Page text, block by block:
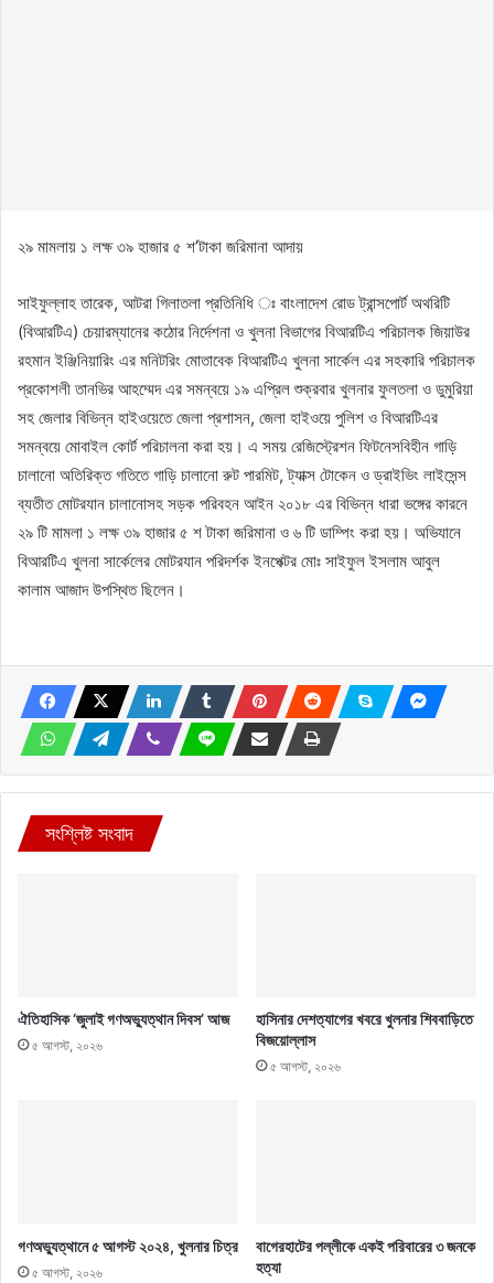
২৯ মামলায় ১ লক্ষ ৩৯ হাজার ৫ শ’টাকা জরিমানা আদায়
সাইফুল্লাহ তারেক, আটরা গিলাতলা প্রতিনিধি ঃ বাংলাদেশ রোড ট্রান্সপোর্ট অথরিটি
(বিআরটিএ) চেয়ারম্যানের কঠোর নির্দেশনা ও খুলনা বিভাগের বিআরটিএ পরিচালক জিয়াউর
রহমান ইঞ্জিনিয়ারিং এর মনিটরিং মোতাবেক বিআরটিএ খুলনা সার্কেল এর সহকারি পরিচালক
প্রকোশলী তানভির আহম্মেদ এর সমন্বয়ে ১৯ এপ্রিল শুক্রবার খুলনার ফুলতলা ও ডুমুরিয়া
সহ জেলার বিভিন্ন হাইওয়েতে জেলা প্রশাসন, জেলা হাইওয়ে পুলিশ ও বিআরটিএর
সমন্বয়ে মোবাইল কোর্ট পরিচালনা করা হয়। এ সময় রেজিস্ট্রেশন ফিটনেসবিহীন গাড়ি
চালানো অতিরিক্ত গতিতে গাড়ি চালানো রুট পারমিট, ট্যাক্স টোকেন ও ড্রাইভিং লাইসেন্স
ব্যতীত মোটরযান চালানোসহ সড়ক পরিবহন আইন ২০১৮ এর বিভিন্ন ধারা ভঙ্গের কারনে
২৯ টি মামলা ১ লক্ষ ৩৯ হাজার ৫ শ টাকা জরিমানা ও ৬ টি ডাম্পিং করা হয়। অভিযানে
বিআরটিএ খুলনা সার্কেলের মোটরযান পরিদর্শক ইনপেক্টর মোঃ সাইফুল ইসলাম আবুল
কালাম আজাদ উপস্থিত ছিলেন।
সংশ্লিষ্ট সংবাদ
ঐতিহাসিক ‘জুলাই গণঅভ্যুত্থান দিবস’ আজ
৫ আগস্ট, ২০২৬
হাসিনার দেশত্যাগের খবরে খুলনার শিববাড়িতে
বিজয়োল্লাস
৫ আগস্ট, ২০২৬
গণঅভ্যুত্থানে ৫ আগস্ট ২০২৪, খুলনার চিত্র
৫ আগস্ট, ২০২৬
বাগেরহাটের পল্লীকে একই পরিবারের ৩ জনকে
হত্যা